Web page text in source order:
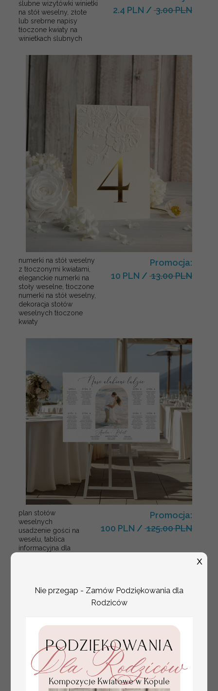
ślubne wizytówki winietki
na stół weselny, złote
lub srebrne napisy
tłoczone kwiaty na
winietkach ślubnych
2.4 PLN / 3.00 PLN
numerki na stół weselny
z tłoczonymi kwiatami,
eleganckie numerki na
stoły weselne, tłoczone
numerki na stół weselny,
dekoracja stołów
weselnych tłoczone
kwiaty
Promocja:
10 PLN / 13.00 PLN
plan stołów
weselnych
usadzenie gości na
weselu, tablica
informacyjna dla
usadzenia gości
Promocja:
100 PLN / 125.00 PLN
Nie przegap - Zamów Podziękowania dla
Rodziców
X